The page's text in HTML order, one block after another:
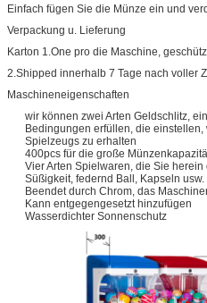
Einfach fügen Sie die Münze ein und
Verpackung u. Lieferung
Karton 1.One pro die Maschine,
2.Shipped innerhalb 7 Tage nach voller
Maschineneigenschaften
wir können zwei Arten Geldschlitz,
Bedingungen erfüllen, die
Spielzeugs zu erhalten
400pcs für die große
Vier Arten Spielwaren, die Sie
Süßigkeit, federnd Ball, Kapseln usw.
Beendet durch Chrom, das
Kann entgegengesetzt hinzufügen
Wasserdichter Sonnenschutz